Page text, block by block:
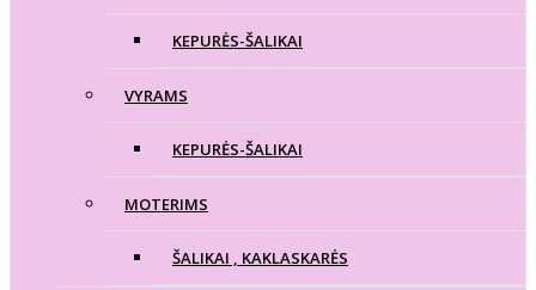
KEPURĖS-ŠALIKAI
VYRAMS
KEPURĖS-ŠALIKAI
MOTERIMS
ŠALIKAI , KAKLASKARĖS